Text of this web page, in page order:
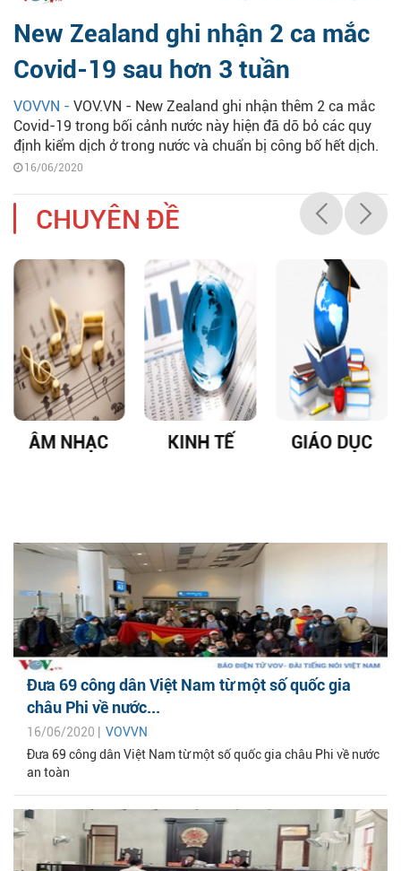
New Zealand ghi nhận 2 ca mắc
Covid-19 sau hơn 3 tuần
VOVVN - VOV.VN - New Zealand ghi nhận thêm 2 ca mắc
Covid-19 trong bối cảnh nước này hiện đã dỡ bỏ các quy
định kiểm dịch ở trong nước và chuẩn bị công bố hết dịch.
16/06/2020
CHUYÊN ĐỀ
ÂM NHẠC KINH TẾ GIÁO DỤC
Đưa 69 công dân Việt Nam từ một số quốc gia
châu Phi về nước...
16/06/2020 | VOVVN
Đưa 69 công dân Việt Nam từ một số quốc gia châu Phi về nước
an toàn